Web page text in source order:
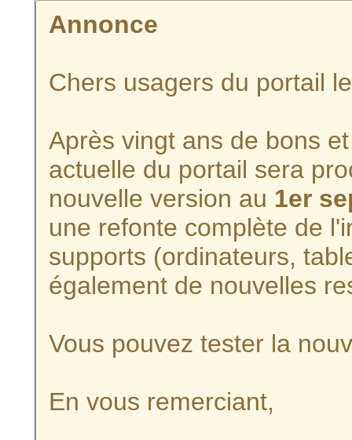
Annonce
Chers usagers du portail
Après vingt ans de bons
actuelle du portail sera
nouvelle version au 1er
une refonte complète de
supports (ordinateurs,
également de nouvelles
Vous pouvez tester la
En vous remerciant,